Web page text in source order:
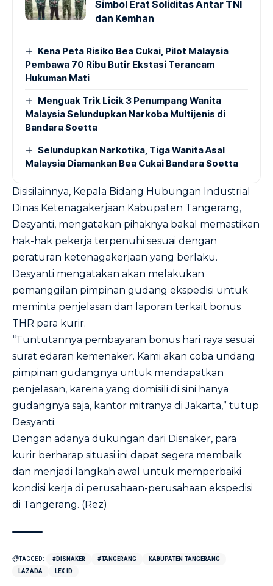
Simbol Erat Soliditas Antar TNI
dan Kemhan
Kena Peta Risiko Bea Cukai, Pilot Malaysia
Pembawa 70 Ribu Butir Ekstasi Terancam
Hukuman Mati
Menguak Trik Licik 3 Penumpang Wanita
Malaysia Selundupkan Narkoba Multijenis di
Bandara Soetta
Selundupkan Narkotika, Tiga Wanita Asal
Malaysia Diamankan Bea Cukai Bandara Soetta
Disisilainnya, Kepala Bidang Hubungan Industrial
Dinas Ketenagakerjaan Kabupaten Tangerang,
Desyanti, mengatakan pihaknya bakal memastikan
hak-hak pekerja terpenuhi sesuai dengan
peraturan ketenagakerjaan yang berlaku.
Desyanti mengatakan akan melakukan
pemanggilan pimpinan gudang ekspedisi untuk
meminta penjelasan dan laporan terkait bonus
THR para kurir.
“Tuntutannya pembayaran bonus hari raya sesuai
surat edaran kemenaker. Kami akan coba undang
pimpinan gudangnya untuk mendapatkan
penjelasan, karena yang domisili di sini hanya
gudangnya saja, kantor mitranya di Jakarta,” tutup
Desyanti.
Dengan adanya dukungan dari Disnaker, para
kurir berharap situasi ini dapat segera membaik
dan menjadi langkah awal untuk memperbaiki
kondisi kerja di perusahaan-perusahaan ekspedisi
di Tangerang. (Rez)
TAGGED: #DISNAKER #TANGERANG
KABUPATEN TANGERANG
LAZADA
LEX ID